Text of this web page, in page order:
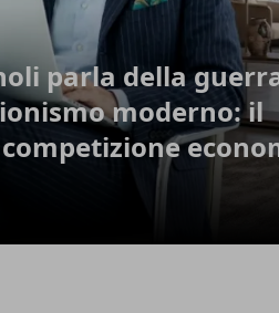
parla della
moderno: il